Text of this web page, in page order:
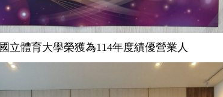
國立體育大學榮獲為114年度績優營業人